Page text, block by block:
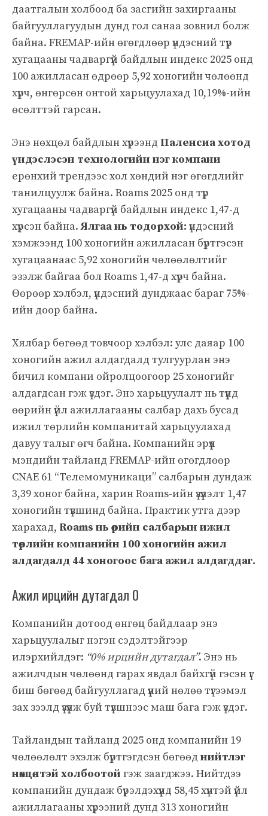
даатгалын холбоод ба засгийн захиргааны
байгууллагуудын дунд гол санаа зовнил болж
байна. FREMAP-ийн өгөгдлөөр үндэсний түр
хугацааны чадваргүй байдлын индекс 2025 онд
100 ажилласан өдрөөр 5,92 хоногийн чөлөөнд
хүрч, өнгөрсөн онтой харьцуулахад 10,19%-ийн
өсөлттэй гарсан.
Энэ нөхцөл байдлын хүрээнд Паленсиа хотод
үндэслэсэн технологийн нэг компани
ерөнхий трендээс хол хөндий нэг өгөгдлийг
танилцуулж байна. Roams 2025 онд түр
хугацааны чадваргүй байдлын индекс 1,47-д
хүрсэн байна.Ялгаа нь тодорхой: үндэсний
хэмжээнд 100 хоногийн ажилласан бүртгэсэн
хугацаанаас 5,92 хоногийн чөлөөлөлтийг
эзэлж байгаа бол Roams 1,47-д хүрч байна.
Өөрөөр хэлбэл, үндэсний дунджаас бараг 75%-
ийн доор байна.
Хялбар бөгөөд товчоор хэлбэл: улс даяар 100
хоногийн ажил алдагдалд тулгуурлан энэ
бичил компани ойролцоогоор 25 хоногийг
алдагдсан гэж үздэг. Энэ харьцуулалт нь түүнд
өөрийн үйл ажиллагааны салбар дахь бусад
ижил төрлийн компанитай харьцуулахад
давуу талыг өгч байна. Компанийн эрүүл
мэндийн тайланд FREMAP-ийн өгөгдлөөр
CNAE 61 “Телемомуникаци” салбарын дундаж
3,39 хоног байна, харин Roams-ийн үзүүлэлт 1,47
хоногийн түвшинд байна. Практик утга дээр
харахад, Roams нь өөрийн салбарын ижил
төрлийн компанийн 100 хоногийн ажил
алдагдалд 44 хоногоос бага ажил алдагддаг.
Ажил ирцийн дутагдал 0
Компанийн дотоод өнгөц байдлаар энэ
харьцуулалыг нэгэн сэдэлтэйгээр
илэрхийлдэг: “0% ирцийн дутагдал”. Энэ нь
ажилчдын чөлөөнд гарах явдал байхгүй гэсэн үг
биш бөгөөд байгууллагад үүний нөлөө түгээмэл
зах зээлд үзүүлж буй түвшнээс маш бага гэж үздэг.
Тайландын тайланд 2025 онд компанийн 19
чөлөөлөлт эхэлж бүртгэгдсэн бөгөөд нийтлэг
нөхцөлтэй холбоотой гэж заагджээ. Нийтдээ
компанийн дундаж бүрэлдэхүүнд 58,45 хүнтэй үйл
ажиллагааны хүрээний дунд 313 хоногийн